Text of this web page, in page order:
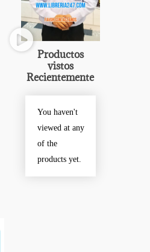
Productos
vistos
Recientemente
You haven't
viewed at any
of the
products yet.